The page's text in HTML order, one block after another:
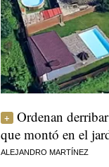
Ordenan
que montó en el
ALEJANDRO MARTÍNEZ